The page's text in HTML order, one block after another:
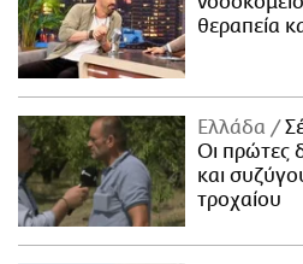
θεραπεία
Ελλάδα
Οι πρώτες
και
τροχαίου